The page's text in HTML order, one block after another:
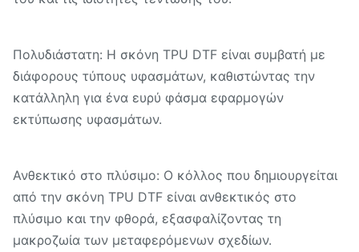
Πολυδιάστατη: Η σκόνη TPU DTF είναι συμβατή με
διάφορους τύπους υφασμάτων, καθιστώντας την
κατάλληλη για ένα ευρύ φάσμα εφαρμογών
εκτύπωσης υφασμάτων.
Ανθεκτικό στο πλύσιμο: Ο κόλλος που δημιουργείται
από την σκόνη TPU DTF είναι ανθεκτικός στο
πλύσιμο και την φθορά, εξασφαλίζοντας τη
μακροζωία των μεταφερόμενων σχεδίων.